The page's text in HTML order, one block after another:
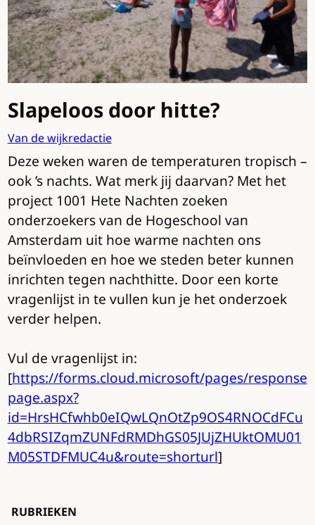
Slapeloos door hitte?
Van de wijkredactie
Deze weken waren de temperaturen tropisch –
ook ’s nachts. Wat merk jij daarvan? Met het
project 1001 Hete Nachten zoeken
onderzoekers van de Hogeschool van
Amsterdam uit hoe warme nachten ons
beïnvloeden en hoe we steden beter kunnen
inrichten tegen nachthitte. Door een korte
vragenlijst in te vullen kun je het onderzoek
verder helpen.
Vul de vragenlijst in:
[https://forms.cloud.microsoft/pages/response
page.aspx?
id=HrsHCfwhb0eIQwLQnOtZp9OS4RNOCdFCu
4dbRSIZqmZUNFdRMDhGS05JUjZHUktOMU01
M05STDFMUC4u&route=shorturl]
RUBRIEKEN